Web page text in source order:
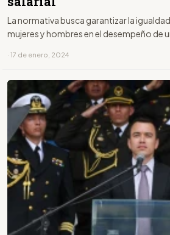
La normativa busca garantizar la
mujeres y hombres en el desempeño de
· 17 de enero, 2024